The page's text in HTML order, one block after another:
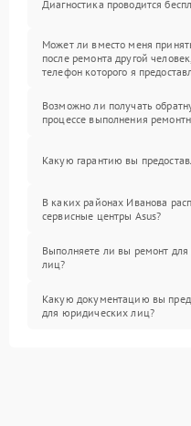
Диагностика проводится
Может ли вместо меня
после ремонта другой
телефон которого я
Возможно ли получать
процессе выполнения
Какую гарантию вы
В каких районах Иванова
сервисные центры Asus?
Выполняете ли вы ремонт
лиц?
Какую документацию вы
для юридических лиц?